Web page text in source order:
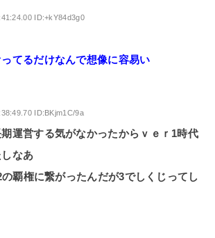
ID:+kY84d3g0
てるだけなんで想像に容易い
ID:BKjm1C/9a
運営する気がなかったからｖｅｒ1時代
なあ
覇権に繋がったんだが3でしくじってし